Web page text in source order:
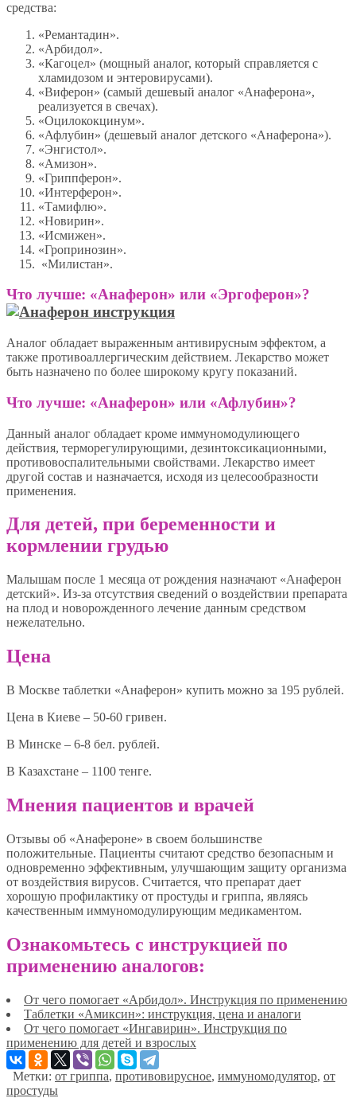
средства:
«Ремантадин».
«Арбидол».
«Кагоцел» (мощный аналог, который справляется с
хламидозом и энтеровирусами).
«Виферон» (самый дешевый аналог «Анаферона»,
реализуется в свечах).
«Оцилококцинум».
«Афлубин» (дешевый аналог детского «Анаферона»).
«Энгистол».
«Амизон».
«Гриппферон».
«Интерферон».
«Тамифлю».
«Новирин».
«Исмижен».
«Гропринозин».
«Милистан».
Что лучше: «Анаферон» или «Эргоферон»?
Аналог обладает выраженным антивирусным эффектом, а
также противоаллергическим действием. Лекарство может
быть назначено по более широкому кругу показаний.
Что лучше: «Анаферон» или «Афлубин»?
Данный аналог обладает кроме иммуномодулиющего
действия, терморегулирующими, дезинтоксикационными,
противовоспалительными свойствами. Лекарство имеет
другой состав и назначается, исходя из целесообразности
применения.
Для детей, при беременности и
кормлении грудью
Малышам после 1 месяца от рождения назначают «Анаферон
детский». Из-за отсутствия сведений о воздействии препарата
на плод и новорожденного лечение данным средством
нежелательно.
Цена
В Москве таблетки «Анаферон» купить можно за 195 рублей.
Цена в Киеве – 50-60 гривен.
В Минске – 6-8 бел. рублей.
В Казахстане – 1100 тенге.
Мнения пациентов и врачей
Отзывы об «Анафероне» в своем большинстве
положительные. Пациенты считают средство безопасным и
одновременно эффективным, улучшающим защиту организма
от воздействия вирусов. Считается, что препарат дает
хорошую профилактику от простуды и гриппа, являясь
качественным иммуномодулирующим медикаментом.
Ознакомьтесь с инструкцией по
применению аналогов:
От чего помогает «Арбидол». Инструкция по применению
Таблетки «Амиксин»: инструкция, цена и аналоги
От чего помогает «Ингавирин». Инструкция по
применению для детей и взрослых
Метки: от гриппа, противовирусное, иммуномодулятор, от
простуды